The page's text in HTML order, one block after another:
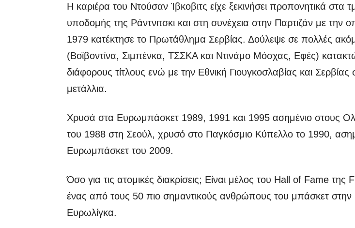
Η καριέρα του Ντούσαν Ίβκοβιτς είχε ξεκινήσει προπονητικά στα
υποδομής της Ράντνιτσκι και στη συνέχεια στην Παρτιζάν με την
1979 κατέκτησε το Πρωτάθλημα Σερβίας. Δούλεψε σε πολλές
(Βοϊβοντίνα, Σιμπένκα, ΤΣΣΚΑ και Ντινάμο Μόσχας, Εφές)
διάφορους τίτλους ενώ με την Εθνική Γιουγκοσλαβίας και
μετάλλια.
Χρυσά στα Ευρωμπάσκετ 1989, 1991 και 1995 ασημένιο στους
του 1988 στη Σεούλ, χρυσό στο Παγκόσμιο Κύπελλο το 1990,
Ευρωμπάσκετ του 2009.
Όσο για τις ατομικές διακρίσεις; Είναι μέλος του Hall of Fame της
ένας από τους 50 πιο σημαντικούς ανθρώπους του μπάσκετ στην
Ευρωλίγκα.